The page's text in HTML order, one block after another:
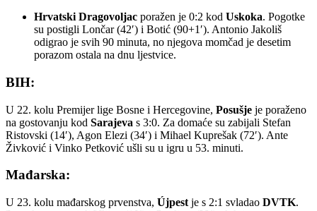
Hrvatski Dragovoljac poražen je 0:2 kod Uskoka. Pogotke
su postigli Lončar (42′) i Botić (90+1′). Antonio Jakoliš
odigrao je svih 90 minuta, no njegova momčad je desetim
porazom ostala na dnu ljestvice.
BIH:
U 22. kolu Premijer lige Bosne i Hercegovine, Posušje je poraženo
na gostovanju kod Sarajeva s 3:0. Za domaće su zabijali Stefan
Ristovski (14′), Agon Elezi (34′) i Mihael Kuprešak (72′). Ante
Živković i Vinko Petković ušli su u igru u 53. minuti.
Mađarska:
U 23. kolu mađarskog prvenstva, Újpest je s 2:1 svladao DVTK.